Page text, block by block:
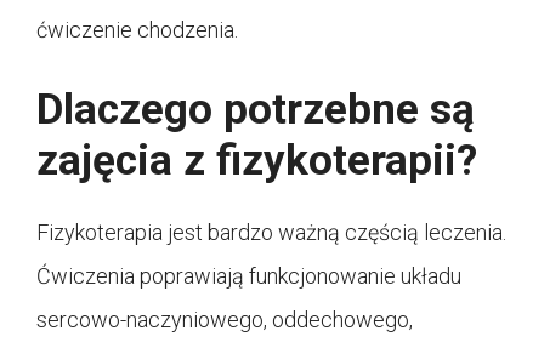
ćwiczenie chodzenia.
Dlaczego potrzebne są
zajęcia z fizykoterapii?
Fizykoterapia jest bardzo ważną częścią leczenia.
Ćwiczenia poprawiają funkcjonowanie układu
sercowo-naczyniowego, oddechowego,